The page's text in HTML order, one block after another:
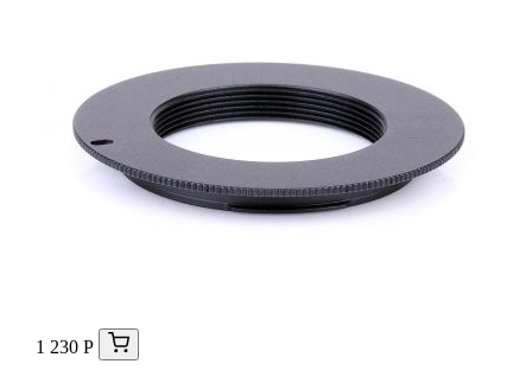
1 230 Р